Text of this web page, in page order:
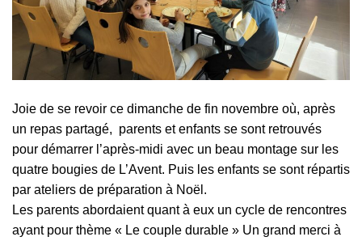
Joie de se revoir ce dimanche de fin novembre où, après
un repas partagé, parents et enfants se sont retrouvés
pour démarrer l’après-midi avec un beau montage sur les
quatre bougies de L’Avent. Puis les enfants se sont répartis
par ateliers de préparation à Noël.
Les parents abordaient quant à eux un cycle de rencontres
ayant pour thème « Le couple durable » Un grand merci à